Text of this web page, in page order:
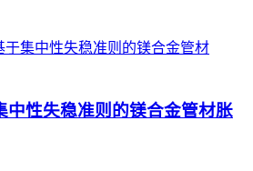
中性失稳准则的镁合金管材胀